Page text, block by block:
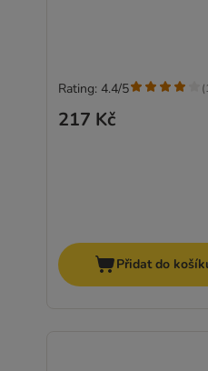
217 Kč
Rating: 4.4/5 (
Přidat do